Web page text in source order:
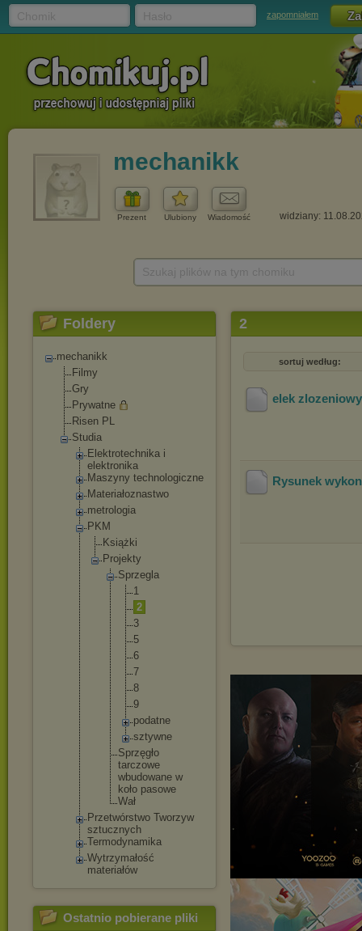
zapomniałem
mechanikk
Prezent Ulubiony Wiadomość widziany:
Foldery
mechanikk
Filmy
Gry
Prywatne
Risen PL
Studia
Elektrotechnika i
elektronika
Maszyny technologiczne
Materiałoznastwo
metrologia
PKM
Książki
Projekty
Sprzegla
1
2
3
5
6
7
8
9
podatne
sztywne
Sprzęgło
tarczowe
wbudowane w
koło pasowe
Wał
Przetwórstwo Tworzyw
sztucznych
Termodynamika
Wytrzymałość
materiałów
Ostatnio pobierane pliki
2
sortuj według:
elek zlozeniowy
Rysunek